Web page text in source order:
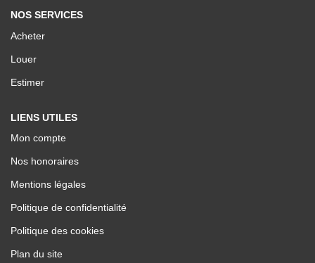
NOS SERVICES
Acheter
Louer
Estimer
LIENS UTILES
Mon compte
Nos honoraires
Mentions légales
Politique de confidentialité
Politique des cookies
Plan du site